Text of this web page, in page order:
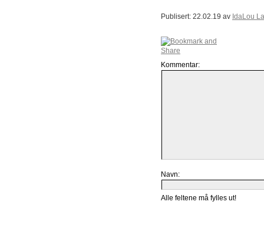
Publisert: 22.02.19 av IdaLou
Kommentar:
Navn:
Alle feltene må fylles ut!